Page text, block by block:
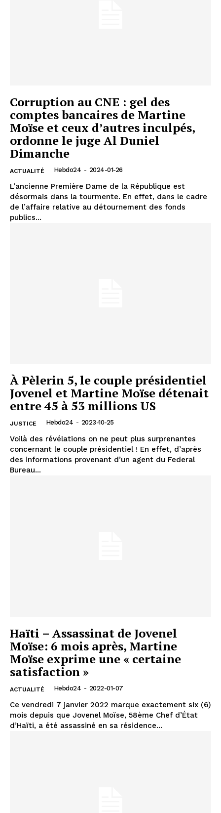
Corruption au CNE : gel des
comptes bancaires de Martine
Moïse et ceux d’autres inculpés,
ordonne le juge Al Duniel
Dimanche
ACTUALITÉ Hebdo24 - 2024-01-26
L’ancienne Première Dame de la République est
désormais dans la tourmente. En effet, dans le cadre
de l’affaire relative au détournement des fonds
publics...
À Pèlerin 5, le couple présidentiel
Jovenel et Martine Moïse détenait
entre 45 à 53 millions US
JUSTICE Hebdo24 - 2023-10-25
Voilà des révélations on ne peut plus surprenantes
concernant le couple présidentiel ! En effet, d’après
des informations provenant d’un agent du Federal
Bureau...
Haïti – Assassinat de Jovenel
Moïse: 6 mois après, Martine
Moïse exprime une « certaine
satisfaction »
ACTUALITÉ Hebdo24 - 2022-01-07
Ce vendredi 7 janvier 2022 marque exactement six (6)
mois depuis que Jovenel Moïse, 58ème Chef d’État
d’Haïti, a été assassiné en sa résidence...